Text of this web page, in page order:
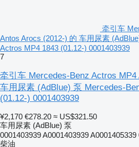
牵引车
Antos Arocs (2012-) 的 车用尿素
Actros MP4 1843 (01.12-) 0001403939
7
牵引车 Mercedes-Benz Actros
车用尿素 (AdBlue) 泵 Mercedes-
(01.12-) 0001403939
¥2,170 €278.20 ≈ US$321.50
车用尿素 (AdBlue) 泵
0001403939 A0001403939 A0001405339
柴油